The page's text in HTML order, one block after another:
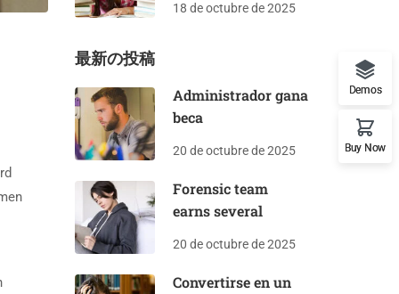
18 de octubre de 2025
最新の投稿
Administrador gana
beca
20 de octubre de 2025
Forensic team
earns several
20 de octubre de 2025
Convertirse en un
Demos
Buy Now